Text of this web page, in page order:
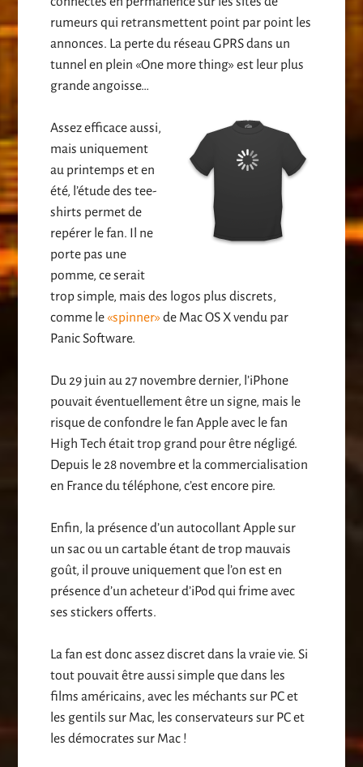
rumeurs qui retransmettent point par point les
annonces. La perte du réseau GPRS dans un
tunnel en plein «One more thing» est leur plus
grande angoisse…
Assez efficace aussi,
mais uniquement
au printemps et en
été, l’étude des tee-
shirts permet de
repérer le fan. Il ne
porte pas une
pomme, ce serait
trop simple, mais des logos plus discrets,
comme le «spinner» de Mac OS X vendu par
Panic Software.
Du 29 juin au 27 novembre dernier, l’iPhone
pouvait éventuellement être un signe, mais le
risque de confondre le fan Apple avec le fan
High Tech était trop grand pour être négligé.
Depuis le 28 novembre et la commercialisation
en France du téléphone, c’est encore pire.
Enfin, la présence d’un autocollant Apple sur
un sac ou un cartable étant de trop mauvais
goût, il prouve uniquement que l’on est en
présence d’un acheteur d’iPod qui frime avec
ses stickers offerts.
La fan est donc assez discret dans la vraie vie. Si
tout pouvait être aussi simple que dans les
films américains, avec les méchants sur PC et
les gentils sur Mac, les conservateurs sur PC et
les démocrates sur Mac !